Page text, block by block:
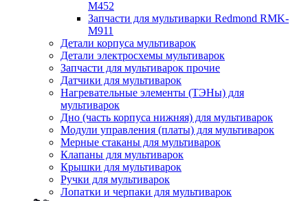
M452
Запчасти для мультиварки Redmond RMK-
M911
Детали корпуса мультиварок
Детали электросхемы мультиварок
Запчасти для мультиварок прочие
Датчики для мультиварок
Нагревательные элементы (ТЭНы) для
мультиварок
Дно (часть корпуса нижняя) для мультиварок
Модули управления (платы) для мультиварок
Мерные стаканы для мультиварок
Клапаны для мультиварок
Крышки для мультиварок
Ручки для мультиварок
Лопатки и черпаки для мультиварок